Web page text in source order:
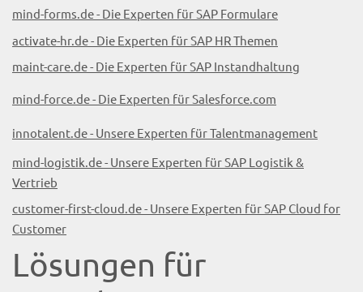
mind-forms.de - Die Experten für SAP Formulare
activate-hr.de - Die Experten für SAP HR Themen
maint-care.de - Die Experten für SAP Instandhaltung
mind-force.de - Die Experten für Salesforce.com
innotalent.de - Unsere Experten für Talentmanagement
mind-logistik.de - Unsere Experten für SAP Logistik &
Vertrieb
customer-first-cloud.de - Unsere Experten für SAP Cloud for
Customer
Lösungen für